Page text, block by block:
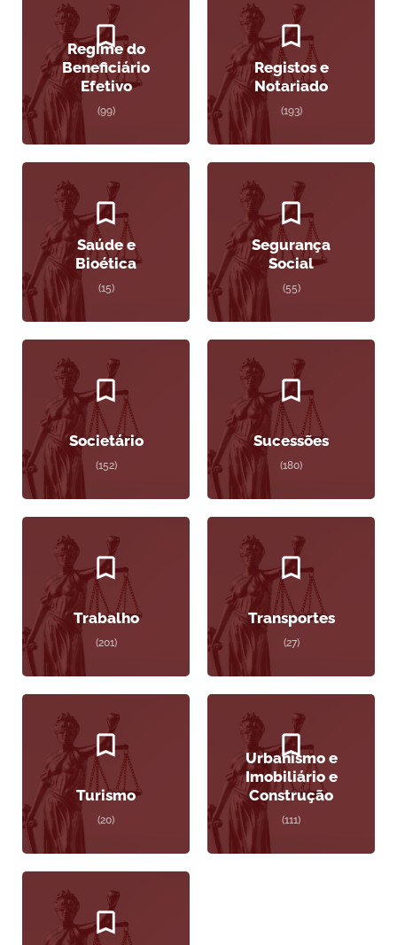
Regime do
Beneficiário
Efetivo
(99)
Registos e
Notariado
(193)
Saúde e
Bioética
(15)
Segurança
Social
(55)
Societário
(152)
Sucessões
(180)
Trabalho
(201)
Transportes
(27)
Turismo
(20)
Urbanismo e
Imobiliário e
Construção
(111)